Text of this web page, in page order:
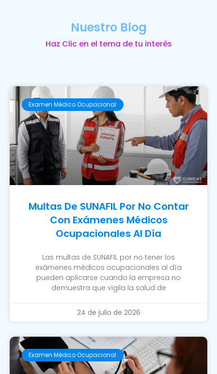
Nuestro Blog
Haz Clic en el tema de tu interés
Examen Médico Ocupacional
Multas De SUNAFIL Por No Contar
Con Exámenes Médicos
Ocupacionales Al Día
Las multas de SUNAFIL por no tener los
exámenes médicos ocupacionales al día
pueden aplicarse cuando la empresa no
demuestra que vigila la salud de
24 de julio de 2026
Examen Médico Ocupacional